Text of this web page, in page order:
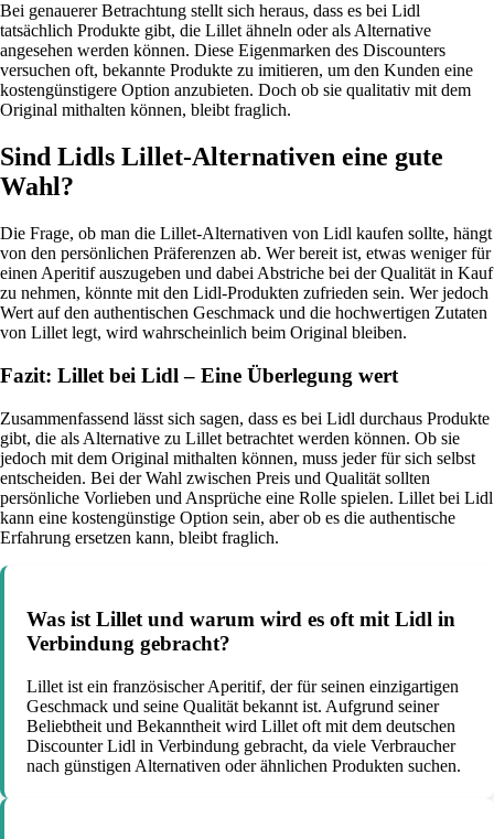
Bei genauerer Betrachtung stellt sich heraus, dass es bei Lidl
tatsächlich Produkte gibt, die Lillet ähneln oder als Alternative
angesehen werden können. Diese Eigenmarken des Discounters
versuchen oft, bekannte Produkte zu imitieren, um den Kunden eine
kostengünstigere Option anzubieten. Doch ob sie qualitativ mit dem
Original mithalten können, bleibt fraglich.
Sind Lidls Lillet-Alternativen eine gute
Wahl?
Die Frage, ob man die Lillet-Alternativen von Lidl kaufen sollte, hängt
von den persönlichen Präferenzen ab. Wer bereit ist, etwas weniger für
einen Aperitif auszugeben und dabei Abstriche bei der Qualität in Kauf
zu nehmen, könnte mit den Lidl-Produkten zufrieden sein. Wer jedoch
Wert auf den authentischen Geschmack und die hochwertigen Zutaten
von Lillet legt, wird wahrscheinlich beim Original bleiben.
Fazit: Lillet bei Lidl – Eine Überlegung wert
Zusammenfassend lässt sich sagen, dass es bei Lidl durchaus Produkte
gibt, die als Alternative zu Lillet betrachtet werden können. Ob sie
jedoch mit dem Original mithalten können, muss jeder für sich selbst
entscheiden. Bei der Wahl zwischen Preis und Qualität sollten
persönliche Vorlieben und Ansprüche eine Rolle spielen. Lillet bei Lidl
kann eine kostengünstige Option sein, aber ob es die authentische
Erfahrung ersetzen kann, bleibt fraglich.
Was ist Lillet und warum wird es oft mit Lidl in
Verbindung gebracht?
Lillet ist ein französischer Aperitif, der für seinen einzigartigen
Geschmack und seine Qualität bekannt ist. Aufgrund seiner
Beliebtheit und Bekanntheit wird Lillet oft mit dem deutschen
Discounter Lidl in Verbindung gebracht, da viele Verbraucher
nach günstigen Alternativen oder ähnlichen Produkten suchen.